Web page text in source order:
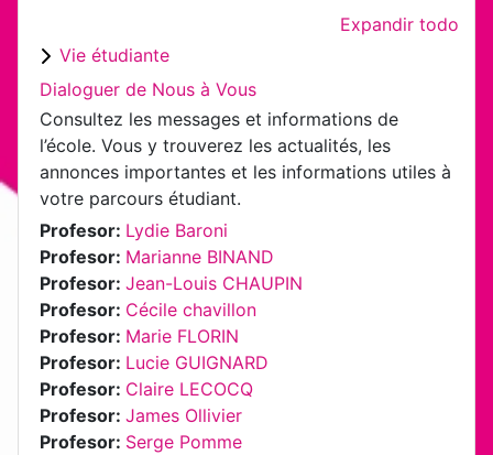
Expandir todo
Vie étudiante
Dialoguer de Nous à Vous
Consultez les messages et informations de
l’école. Vous y trouverez les actualités, les
annonces importantes et les informations utiles à
votre parcours étudiant.
Profesor: Lydie Baroni
Profesor: Marianne BINAND
Profesor: Jean-Louis CHAUPIN
Profesor: Cécile chavillon
Profesor: Marie FLORIN
Profesor: Lucie GUIGNARD
Profesor: Claire LECOCQ
Profesor: James Ollivier
Profesor: Serge Pomme